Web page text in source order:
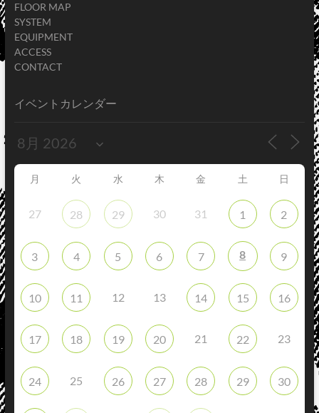
FLOOR MAP
SYSTEM
EQUIPMENT
ACCESS
CONTACT
イベントカレンダー
月 火 水 木 金 土 日
27 28 29 30 31 1 2
3 4 5 6 7 8 9
10 11 12 13 14 15 16
17 18 19 20 21 22 23
24 25 26 27 28 29 30